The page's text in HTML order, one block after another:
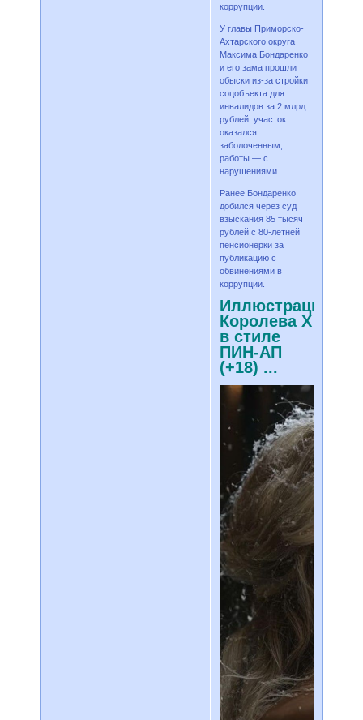
коррупции.
У главы Приморско-
Ахтарского округа
Максима Бондаренко
и его зама прошли
обыски из-за стройки
соцобъекта для
инвалидов за 2 млрд
рублей: участок
оказался
заболоченным,
работы — с
нарушениями.
Ранее Бондаренко
добился через суд
взыскания 85 тысяч
рублей с 80-летней
пенсионерки за
публикацию с
обвинениями в
коррупции.
Иллюстрации,
Королева Х
в стиле
ПИН-АП
(+18) ...